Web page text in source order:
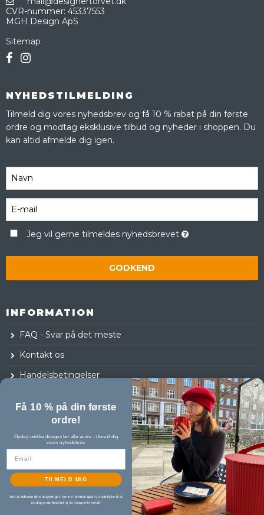
CVR-nummer: 45337553
MGH Design ApS
Sitemap
NYHEDSTILMELDING
Tilmeld dig vores nyhedsbrev og få 10 % rabat på din første
ordre og modtag eksklusive tilbud og nyheder i shoppen. Du
kan altid afmelde dig igen.
Jeg vil gerne tilmeldes nyhedsbrevet
GODKEND
INFORMATION
FAQ - Svar på det meste
Kontakt os
Handelsbetingelser
Log ind
Få 10 % på din første
ordre!
Opdag unikke designs før alle andre - tilmeld dig
vores nyhedsbrev.
TILMELD MIG
Ved at indtaste dine oplysninger i denne formular giver du samtykke til at
modtage markedsføring fra designertorvet.dk